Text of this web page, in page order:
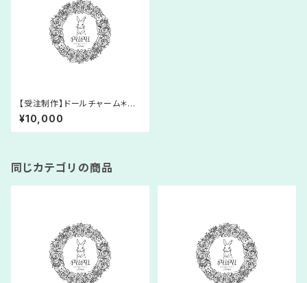
【受注制作】ドールチャーム＊あ
みぐるみ＊氷の女王＊人形＊レ
ース糸＊プリンセス＊童話
¥10,000
同じカテゴリの商品